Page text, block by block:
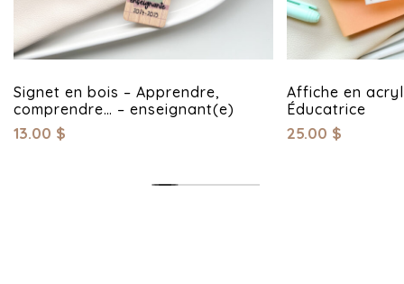
Signet en bois – Apprendre,
comprendre… – enseignant(e)
13.00 $
Affiche en
Éducatrice
25.00 $